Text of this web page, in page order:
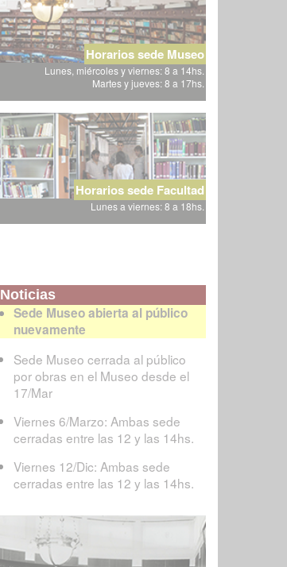
Horarios sede Museo
Lunes, miércoles y viernes: 8 a 14hs.
Martes y jueves: 8 a 17hs.
Horarios sede Facultad
Lunes a viernes: 8 a 18hs.
Noticias
Sede Museo abierta al público
nuevamente
Sede Museo cerrada al público
por obras en el Museo desde el
17/Mar
Viernes 6/Marzo: Ambas sede
cerradas entre las 12 y las 14hs.
Viernes 12/Dic: Ambas sede
cerradas entre las 12 y las 14hs.